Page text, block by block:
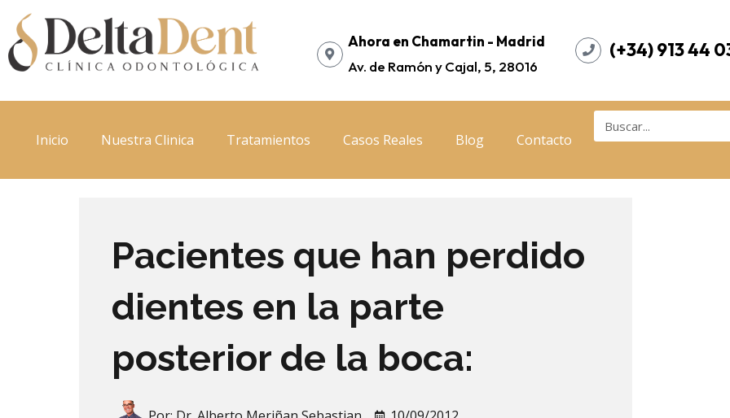
contenido
Ahora en Chamartin - Madrid
Av. de Ramón y Cajal, 5, 28016
(+34) 913 44
Inicio Nuestra Clinica Tratamientos Casos Reales Blog Contacto
Pacientes que han perdido
dientes en la parte
posterior de la boca: